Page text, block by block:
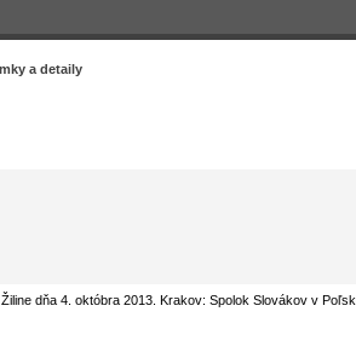
a detaily
dňa 4. októbra 2013. Krakov: Spolok Slovákov v